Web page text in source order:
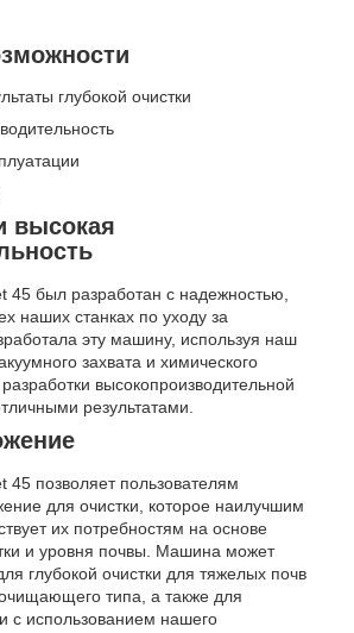
глубокой очистки
высокая
45 был разработан с надежностью,
наших станках по уходу за
эту машину, используя наш
захвата и химического
высокопроизводительной
результатами.
45 позволяет пользователям
для очистки, которое наилучшим
их потребностям на основе
и уровня почвы. Машина может
глубокой очистки для тяжелых почв
типа, а также для
с использованием нашего